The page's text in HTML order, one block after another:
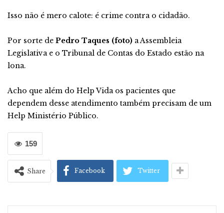
Isso não é mero calote: é crime contra o cidadão.
Por sorte de Pedro Taques (foto) a Assembleia
Legislativa e o Tribunal de Contas do Estado estão na
lona.
Acho que além do Help Vida os pacientes que
dependem desse atendimento também precisam de um
Help Ministério Público.
159
Share Facebook Twitter